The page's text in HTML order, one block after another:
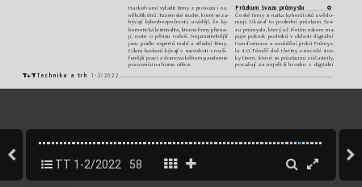
Hackeři umí vyřadit firmy z provozu i na
několik dnů. Tuzemské studie, které se za-
bývají kyberbezpečností, uvádějí, že ky-
bernetická kriminalita, kterou firmy přizna-
jí, roste o pětinu ročně. Nejzranitelnější
jsou podle expertů malé a střední firmy.
Cílem hackerů bývají v souvislosti s rozší-
řenější prací z domova během pandemie
pracovníci na home office.
Průzkum Svazu průmyslu d
České firmy si rizika kyberútoků uvědo-
mují. Ukázal to poslední průzkum Sva-
zu průmyslu, který už třetím rokem ma-
puje pokrok podniků v oblasti digitální
transformace a zavádění prvků Průmys-
lu 4.0. Téměř dvě třetiny z necelé stov-
ky firem, které se průzkumu zúčastnily,
považují za největší hrozbu v digitální
T+ T Technika a trh 1-2/2022
TT 1-2/2022 58